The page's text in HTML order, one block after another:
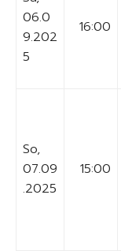
06.0
9.202
5
16:00
So,
07.09
.2025
15:00